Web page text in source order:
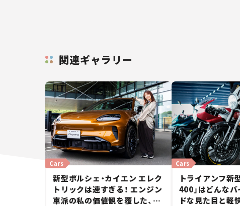
関連ギャラリー
Cars
新型ポルシェ・カイエン エレク
トリックは速すぎる！ エンジン
車派の私の価値観を覆した、新
Cars
トライアンフ新
400」はどんな
ドな見た目と軽